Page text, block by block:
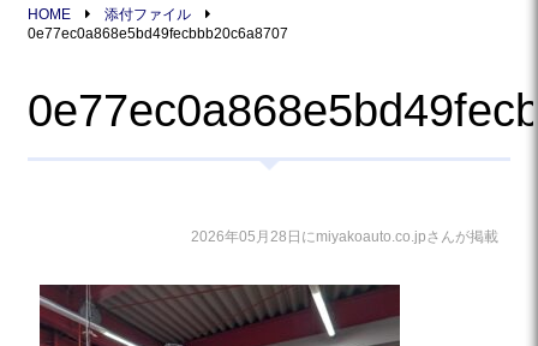
HOME
添付ファイル
0e77ec0a868e5bd49fecbbb20c6a8707
2026年05月28日にmiyakoauto.co.jpさんが掲載